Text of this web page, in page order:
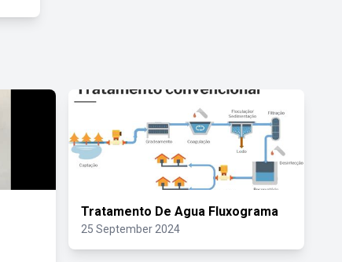
Tratamento De Agua Fluxograma
25 September 2024